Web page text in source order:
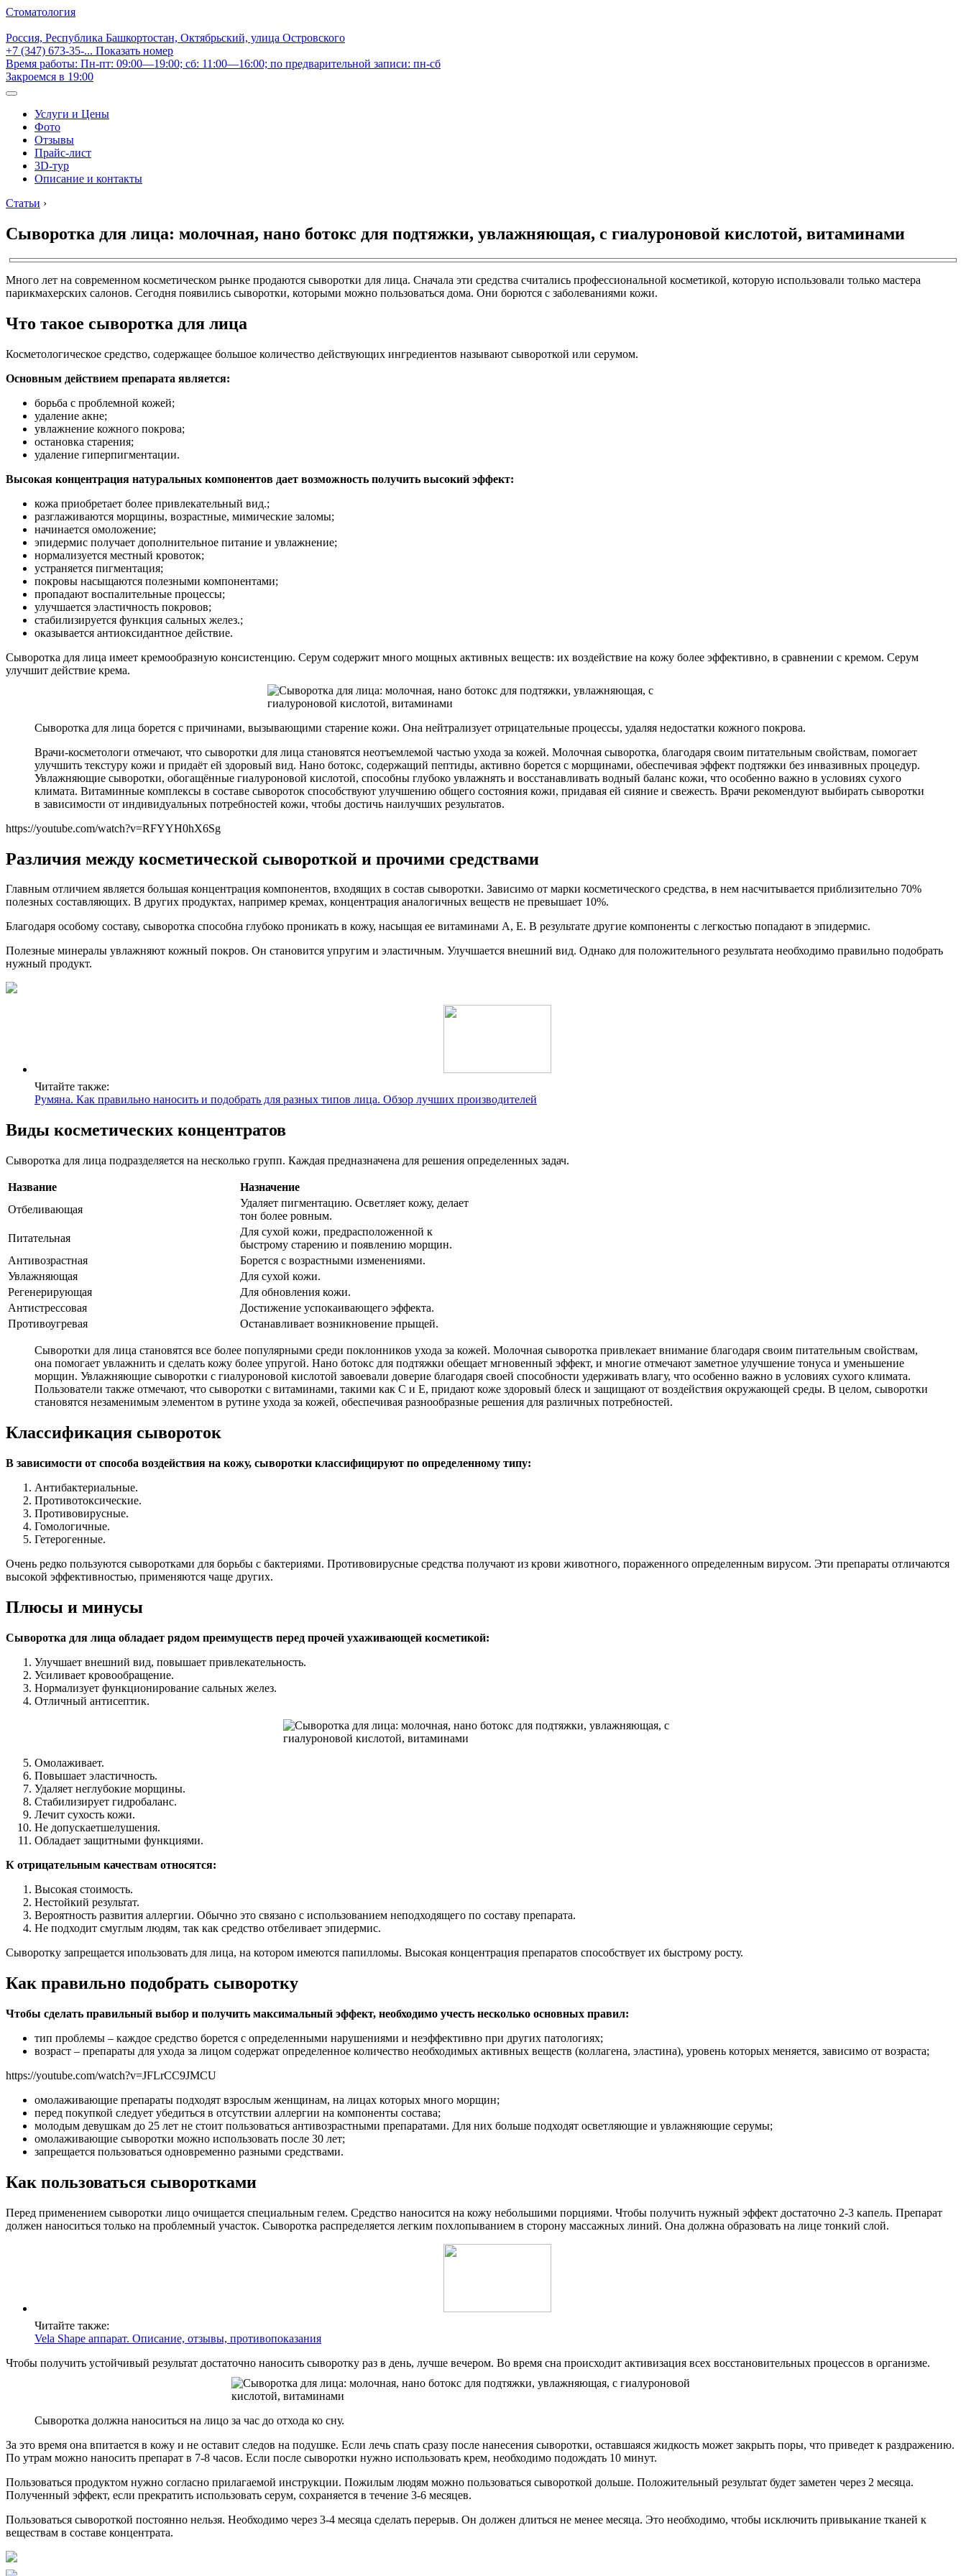
Стоматология
Россия, Республика Башкортостан, Октябрьский, улица Островского
+7 (347) 673-35-... Показать номер
Время работы: Пн-пт: 09:00—19:00; сб: 11:00—16:00; по предварительной записи: пн-сб
Закроемся в 19:00
Услуги и Цены
Фото
Отзывы
Прайс-лист
3D-тур
Описание и контакты
Статьи ›
Сыворотка для лица: молочная, нано ботокс для подтяжки, увлажняющая, с гиалуроновой кислотой, витаминами
Много лет на современном косметическом рынке продаются сыворотки для лица. Сначала эти средства считались профессиональной косметикой, которую использовали только мастера
парикмахерских салонов. Сегодня появились сыворотки, которыми можно пользоваться дома. Они борются с заболеваниями кожи.
Что такое сыворотка для лица
Косметологическое средство, содержащее большое количество действующих ингредиентов называют сывороткой или серумом.
Основным действием препарата является:
борьба с проблемной кожей;
удаление акне;
увлажнение кожного покрова;
остановка старения;
удаление гиперпигментации.
Высокая концентрация натуральных компонентов дает возможность получить высокий эффект:
кожа приобретает более привлекательный вид.;
разглаживаются морщины, возрастные, мимические заломы;
начинается омоложение;
эпидермис получает дополнительное питание и увлажнение;
нормализуется местный кровоток;
устраняется пигментация;
покровы насыщаются полезными компонентами;
пропадают воспалительные процессы;
улучшается эластичность покровов;
стабилизируется функция сальных желез.;
оказывается антиоксидантное действие.
Сыворотка для лица имеет кремообразную консистенцию. Серум содержит много мощных активных веществ: их воздействие на кожу более эффективно, в сравнении с кремом. Серум
улучшит действие крема.
Сыворотка для лица борется с причинами, вызывающими старение кожи. Она нейтрализует отрицательные процессы, удаляя недостатки кожного покрова.
Врачи-косметологи отмечают, что сыворотки для лица становятся неотъемлемой частью ухода за кожей. Молочная сыворотка, благодаря своим питательным свойствам, помогает
улучшить текстуру кожи и придаёт ей здоровый вид. Нано ботокс, содержащий пептиды, активно борется с морщинами, обеспечивая эффект подтяжки без инвазивных процедур.
Увлажняющие сыворотки, обогащённые гиалуроновой кислотой, способны глубоко увлажнять и восстанавливать водный баланс кожи, что особенно важно в условиях сухого
климата. Витаминные комплексы в составе сывороток способствуют улучшению общего состояния кожи, придавая ей сияние и свежесть. Врачи рекомендуют выбирать сыворотки
в зависимости от индивидуальных потребностей кожи, чтобы достичь наилучших результатов.
https://youtube.com/watch?v=RFYYH0hX6Sg
Различия между косметической сывороткой и прочими средствами
Главным отличием является большая концентрация компонентов, входящих в состав сыворотки. Зависимо от марки косметического средства, в нем насчитывается приблизительно 70%
полезных составляющих. В других продуктах, например кремах, концентрация аналогичных веществ не превышает 10%.
Благодаря особому составу, сыворотка способна глубоко проникать в кожу, насыщая ее витаминами А, Е. В результате другие компоненты с легкостью попадают в эпидермис.
Полезные минералы увлажняют кожный покров. Он становится упругим и эластичным. Улучшается внешний вид. Однако для положительного результата необходимо правильно подобрать
нужный продукт.
Читайте также:
Румяна. Как правильно наносить и подобрать для разных типов лица. Обзор лучших производителей
Виды косметических концентратов
Сыворотка для лица подразделяется на несколько групп. Каждая предназначена для решения определенных задач.
Название
Назначение
Отбеливающая
Удаляет пигментацию. Осветляет кожу, делает
тон более ровным.
Питательная
Для сухой кожи, предрасположенной к
быстрому старению и появлению морщин.
Антивозрастная
Борется с возрастными изменениями.
Увлажняющая
Для сухой кожи.
Регенерирующая
Для обновления кожи.
Антистрессовая
Достижение успокаивающего эффекта.
Противоугревая
Останавливает возникновение прыщей.
Сыворотки для лица становятся все более популярными среди поклонников ухода за кожей. Молочная сыворотка привлекает внимание благодаря своим питательным свойствам,
она помогает увлажнить и сделать кожу более упругой. Нано ботокс для подтяжки обещает мгновенный эффект, и многие отмечают заметное улучшение тонуса и уменьшение
морщин. Увлажняющие сыворотки с гиалуроновой кислотой завоевали доверие благодаря своей способности удерживать влагу, что особенно важно в условиях сухого климата.
Пользователи также отмечают, что сыворотки с витаминами, такими как C и E, придают коже здоровый блеск и защищают от воздействия окружающей среды. В целом, сыворотки
становятся незаменимым элементом в рутине ухода за кожей, обеспечивая разнообразные решения для различных потребностей.
Классификация сывороток
В зависимости от способа воздействия на кожу, сыворотки классифицируют по определенному типу:
Антибактериальные.
Противотоксические.
Противовирусные.
Гомологичные.
Гетерогенные.
Очень редко пользуются сыворотками для борьбы с бактериями. Противовирусные средства получают из крови животного, пораженного определенным вирусом. Эти препараты отличаются
высокой эффективностью, применяются чаще других.
Плюсы и минусы
Сыворотка для лица обладает рядом преимуществ перед прочей ухаживающей косметикой:
Улучшает внешний вид, повышает привлекательность.
Усиливает кровообращение.
Нормализует функционирование сальных желез.
Отличный антисептик.
Омолаживает.
Повышает эластичность.
Удаляет неглубокие морщины.
Стабилизирует гидробаланс.
Лечит сухость кожи.
Не допускаетшелушения.
Обладает защитными функциями.
К отрицательным качествам относятся:
Высокая стоимость.
Нестойкий результат.
Вероятность развития аллергии. Обычно это связано с использованием неподходящего по составу препарата.
Не подходит смуглым людям, так как средство отбеливает эпидермис.
Сыворотку запрещается ипользовать для лица, на котором имеются папилломы. Высокая концентрация препаратов способствует их быстрому росту.
Как правильно подобрать сыворотку
Чтобы сделать правильный выбор и получить максимальный эффект, необходимо учесть несколько основных правил:
тип проблемы – каждое средство борется с определенными нарушениями и неэффективно при других патологиях;
возраст – препараты для ухода за лицом содержат определенное количество необходимых активных веществ (коллагена, эластина), уровень которых меняется, зависимо от возраста;
https://youtube.com/watch?v=JFLrCC9JMCU
омолаживающие препараты подходят взрослым женщинам, на лицах которых много морщин;
перед покупкой следует убедиться в отсутствии аллергии на компоненты состава;
молодым девушкам до 25 лет не стоит пользоваться антивозрастными препаратами. Для них больше подходят осветляющие и увлажняющие серумы;
омолаживающие сыворотки можно использовать после 30 лет;
запрещается пользоваться одновременно разными средствами.
Как пользоваться сыворотками
Перед применением сыворотки лицо очищается специальным гелем. Средство наносится на кожу небольшими порциями. Чтобы получить нужный эффект достаточно 2-3 капель. Препарат
должен наноситься только на проблемный участок. Сыворотка распределяется легким похлопыванием в сторону массажных линий. Она должна образовать на лице тонкий слой.
Читайте также:
Vela Shape аппарат. Описание, отзывы, противопоказания
Чтобы получить устойчивый результат достаточно наносить сыворотку раз в день, лучше вечером. Во время сна происходит активизация всех восстановительных процессов в организме.
Сыворотка должна наноситься на лицо за час до отхода ко сну.
За это время она впитается в кожу и не оставит следов на подушке. Если лечь спать сразу после нанесения сыворотки, оставшаяся жидкость может закрыть поры, что приведет к раздражению.
По утрам можно наносить препарат в 7-8 часов. Если после сыворотки нужно использовать крем, необходимо подождать 10 минут.
Пользоваться продуктом нужно согласно прилагаемой инструкции. Пожилым людям можно пользоваться сывороткой дольше. Положительный результат будет заметен через 2 месяца.
Полученный эффект, если прекратить использовать серум, сохраняется в течение 3-6 месяцев.
Пользоваться сывороткой постоянно нельзя. Необходимо через 3-4 месяца сделать перерыв. Он должен длиться не менее месяца. Это необходимо, чтобы исключить привыкание тканей к
веществам в составе концентрата.